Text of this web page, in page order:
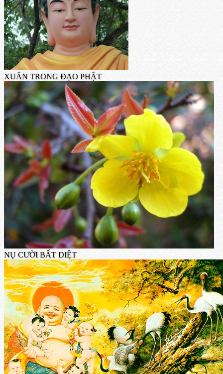
XUÂN TRONG ĐẠO PHẬT
NỤ CƯỜI BẤT DIỆT